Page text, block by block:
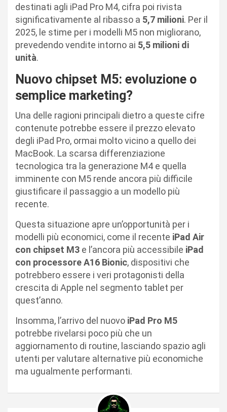
destinati agli iPad Pro M4, cifra poi rivista
significativamente al ribasso a 5,7 milioni. Per il
2025, le stime per i modelli M5 non migliorano,
prevedendo vendite intorno ai 5,5 milioni di
unità.
Nuovo chipset M5: evoluzione o
semplice marketing?
Una delle ragioni principali dietro a queste cifre
contenute potrebbe essere il prezzo elevato
degli iPad Pro, ormai molto vicino a quello dei
MacBook. La scarsa differenziazione
tecnologica tra la generazione M4 e quella
imminente con M5 rende ancora più difficile
giustificare il passaggio a un modello più
recente.
Questa situazione apre un’opportunità per i
modelli più economici, come il recente iPad Air
con chipset M3 e l’ancora più accessibile iPad
con processore A16 Bionic, dispositivi che
potrebbero essere i veri protagonisti della
crescita di Apple nel segmento tablet per
quest’anno.
Insomma, l’arrivo del nuovo iPad Pro M5
potrebbe rivelarsi poco più che un
aggiornamento di routine, lasciando spazio agli
utenti per valutare alternative più economiche
ma ugualmente performanti.